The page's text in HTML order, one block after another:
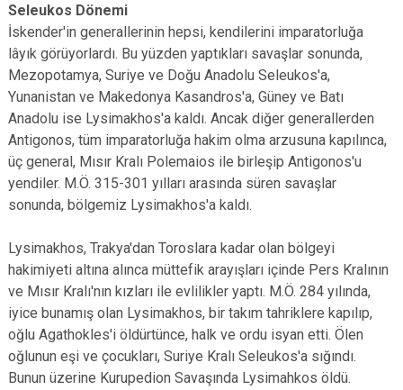
Seleukos Dönemi
İskender'in generallerinin hepsi, kendilerini imparatorluğa
lâyık görüyorlardı. Bu yüzden yaptıkları savaşlar sonunda,
Mezopotamya, Suriye ve Doğu Anadolu Seleukos'a,
Yunanistan ve Makedonya Kasandros'a, Güney ve Batı
Anadolu ise Lysimakhos'a kaldı. Ancak diğer generallerden
Antigonos, tüm imparatorluğa hakim olma arzusuna kapılınca,
üç general, Mısır Kralı Polemaios ile birleşip Antigonos'u
yendiler. M.Ö. 315-301 yılları arasında süren savaşlar
sonunda, bölgemiz Lysimakhos'a kaldı.
Lysimakhos, Trakya'dan Toroslara kadar olan bölgeyi
hakimiyeti altına alınca müttefik arayışları içinde Pers Kralının
ve Mısır Kralı'nın kızları ile evlilikler yaptı. M.Ö. 284 yılında,
iyice bunamış olan Lysimakhos, bir takım tahriklere kapılıp,
oğlu Agathokles'i öldürtünce, halk ve ordu isyan etti. Ölen
oğlunun eşi ve çocukları, Suriye Kralı Seleukos'a sığındı.
Bunun üzerine Kurupedion Savaşında Lysimahkos öldü.